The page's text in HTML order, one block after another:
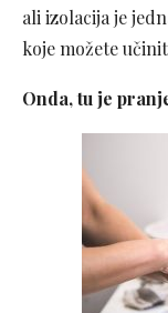
ali izolacija je
koje možete
Onda, tu je